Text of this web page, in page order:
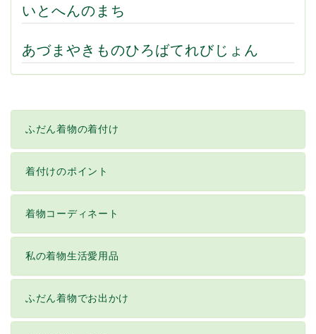
いとへんのまち
あづまやきものひろばてれびじょん
ふだん着物の着付け
着付けのポイント
着物コーディネート
私の着物生活愛用品
ふだん着物でお出かけ